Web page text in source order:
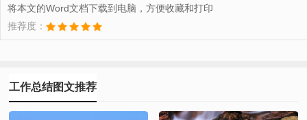
将本文的Word文档下载到电脑，方便收藏和打印
推荐度：
工作总结图文推荐